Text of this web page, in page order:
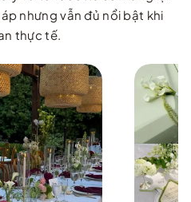
nhưng vẫn đủ nổi bật khi
thực tế.